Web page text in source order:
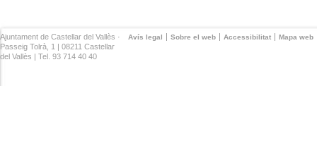
Avís legal Sobre el web Accessibilitat Mapa web
Ajuntament de Castellar del Vallès ·
Passeig Tolrà, 1 | 08211 Castellar
del Vallès | Tel. 93 714 40 40